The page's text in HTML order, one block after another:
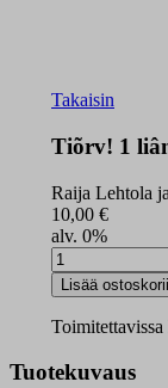
Takaisin
Tiõrv! 1
Raija Lehtola
10,00 €
alv. 0%
Tiõrv!
1
liânt
digikirja
Lisää
Toimitettavissa
Tuotekuvaus